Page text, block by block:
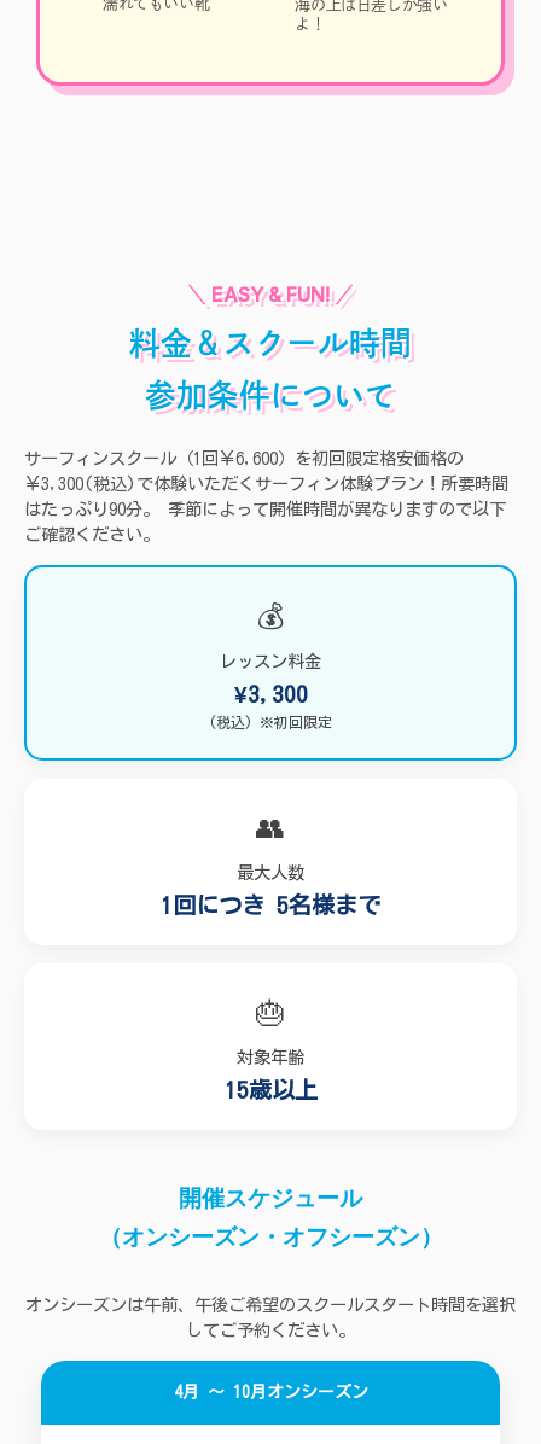
よ！
料金＆スクール時間
参加条件について
サーフィンスクール（1回￥6,600）を初回限定格安価格の
￥3,300(税込)で体験いただくサーフィン体験プラン！所要時間
はたっぷり90分。 季節によって開催時間が異なりますので以下
ご確認ください。
💰
レッスン料金
¥3,300
(税込) ※初回限定
👥
最大人数
1回につき 5名様まで
🎂
対象年齢
15歳以上
開催スケジュール
（オンシーズン・オフシーズン）
オンシーズンは午前、午後ご希望のスクールスタート時間を選択
してご予約ください。
4月 〜 10月 オンシーズン